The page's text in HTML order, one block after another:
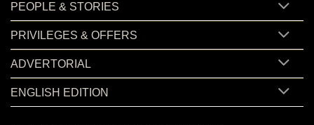
PEOPLE & STORIES
PRIVILEGES & OFFERS
ADVERTORIAL
ENGLISH EDITION